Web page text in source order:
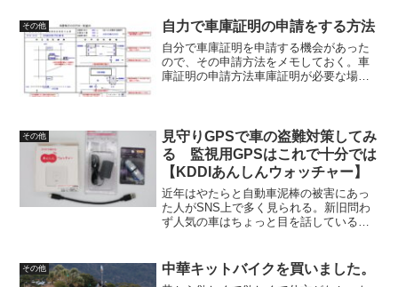
その他 自力で車庫証明の申請をする方法
自分で車庫証明を申請する機会があった
ので、その申請方法をメモしておく。車
庫証明の申請方法車庫証明が必要な場合
地域を除き車庫証明は必須...
その他
見守りGPSで車の盗難対策してみ
る 監視用GPSはこれで十分では
【KDDIあんしんウォッチャー】
近年はやたらと自動車泥棒の被害にあっ
た人がSNS上で多く見られる。新旧問わ
ず人気の車はちょっと目を話している間
のように誰かの車が盗まれたという話が
あるように見える。イチ...
その他 中華キットバイクを買いました。